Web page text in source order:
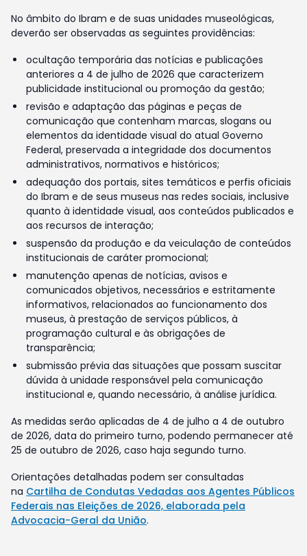
No âmbito do Ibram e de suas unidades museológicas,
deverão ser observadas as seguintes providências:
ocultação temporária das notícias e publicações
anteriores a 4 de julho de 2026 que caracterizem
publicidade institucional ou promoção da gestão;
revisão e adaptação das páginas e peças de
comunicação que contenham marcas, slogans ou
elementos da identidade visual do atual Governo
Federal, preservada a integridade dos documentos
administrativos, normativos e históricos;
adequação dos portais, sites temáticos e perfis oficiais
do Ibram e de seus museus nas redes sociais, inclusive
quanto à identidade visual, aos conteúdos publicados e
aos recursos de interação;
suspensão da produção e da veiculação de conteúdos
institucionais de caráter promocional;
manutenção apenas de notícias, avisos e
comunicados objetivos, necessários e estritamente
informativos, relacionados ao funcionamento dos
museus, à prestação de serviços públicos, à
programação cultural e às obrigações de
transparência;
submissão prévia das situações que possam suscitar
dúvida à unidade responsável pela comunicação
institucional e, quando necessário, à análise jurídica.
As medidas serão aplicadas de 4 de julho a 4 de outubro
de 2026, data do primeiro turno, podendo permanecer até
25 de outubro de 2026, caso haja segundo turno.
Orientações detalhadas podem ser consultadas
na Cartilha de Condutas Vedadas aos Agentes Públicos
Federais nas Eleições de 2026, elaborada pela
Advocacia-Geral da União.